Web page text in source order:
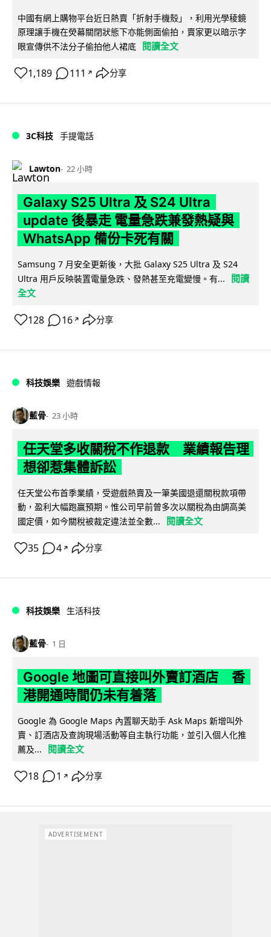
中國有網上購物平台近日熱賣「折射手機殼」，利用光學稜鏡
原理讓手機在熒幕關閉狀態下亦能側面偷拍，賣家更以暗示字
眼宣傳供不法分子偷拍他人裙底 閱讀全文
1,189 111 ↗ 分享
3C科技 手提電話
Lawton 22 小時
Galaxy S25 Ultra 及 S24 Ultra
update 後暴走 電量急跌兼發熱疑與
WhatsApp 備份卡死有關
Samsung 7 月安全更新後，大批 Galaxy S25 Ultra 及 S24
Ultra 用戶反映裝置電量急跌、發熱甚至充電變慢。有...
閱讀
全文
128 16 ↗ 分享
科技娛樂 遊戲情報
藍骨 23 小時
任天堂多收關稅不作退款 業績報告理
想卻惹集體訴訟
任天堂公布首季業績，受遊戲熱賣及一筆美國退還關稅款項帶
動，盈利大幅跑贏預期。惟公司早前曾多次以關稅為由調高美
國定價，如今關稅被裁定違法並全數...
閱讀全文
35 4 ↗ 分享
科技娛樂 生活科技
藍骨 1 日
Google 地圖可直接叫外賣訂酒店 香
港開通時間仍未有着落
Google 為 Google Maps 內置聊天助手 Ask Maps 新增叫外
賣、訂酒店及查詢現場活動等自主執行功能，並引入個人化推
薦及...
閱讀全文
18 1 ↗ 分享
ADVERTISEMENT